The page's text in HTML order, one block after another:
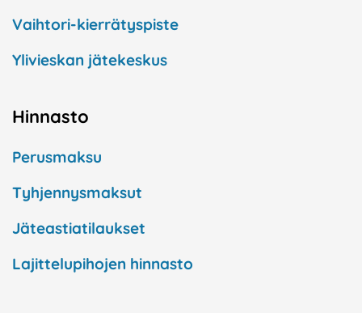
Vaihtori-kierrätyspiste
Ylivieskan jätekeskus
Hinnasto
Perusmaksu
Tyhjennysmaksut
Jäteastiatilaukset
Lajittelupihojen hinnasto